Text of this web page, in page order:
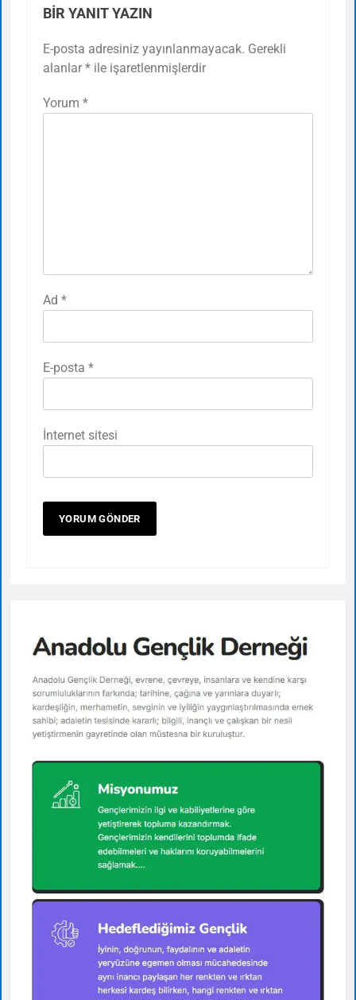
BIR YANIT YAZIN
E-posta adresiniz yayınlanmayacak. Gerekli
alanlar * ile işaretlenmişlerdir
Yorum *
Ad *
E-posta *
İnternet sitesi